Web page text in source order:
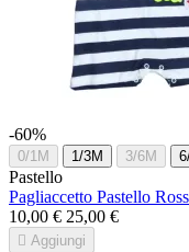
-60%
0/1M 1/3M 3/6M
Pastello
Pagliaccetto Pastello
10,00 € 25,00 €
 Aggiungi